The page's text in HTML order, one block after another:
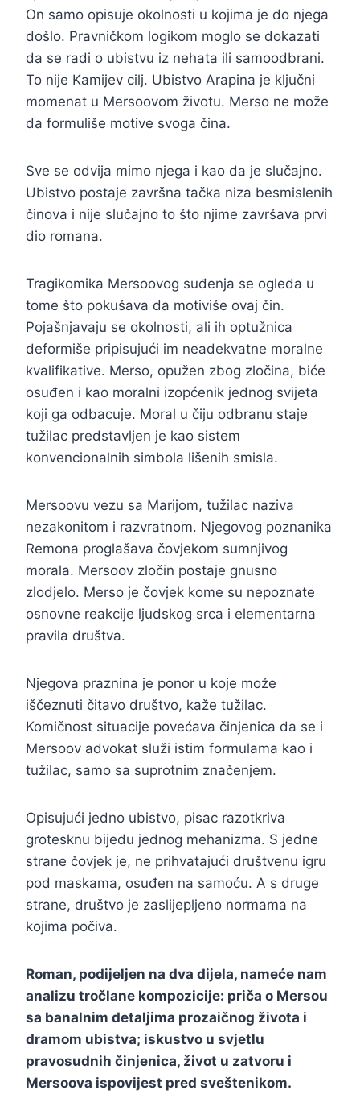
On samo opisuje okolnosti u kojima je do njega
došlo. Pravničkom logikom moglo se dokazati
da se radi o ubistvu iz nehata ili samoodbrani.
To nije Kamijev cilj. Ubistvo Arapina je ključni
momenat u Mersoovom životu. Merso ne može
da formuliše motive svoga čina.
Sve se odvija mimo njega i kao da je slučajno.
Ubistvo postaje završna tačka niza besmislenih
činova i nije slučajno to što njime završava prvi
dio romana.
Tragikomika Mersoovog suđenja se ogleda u
tome što pokušava da motiviše ovaj čin.
Pojašnjavaju se okolnosti, ali ih optužnica
deformiše pripisujući im neadekvatne moralne
kvalifikative. Merso, opužen zbog zločina, biće
osuđen i kao moralni izopćenik jednog svijeta
koji ga odbacuje. Moral u čiju odbranu staje
tužilac predstavljen je kao sistem
konvencionalnih simbola lišenih smisla.
Mersoovu vezu sa Marijom, tužilac naziva
nezakonitom i razvratnom. Njegovog poznanika
Remona proglašava čovjekom sumnjivog
morala. Mersoov zločin postaje gnusno
zlodjelo. Merso je čovjek kome su nepoznate
osnovne reakcije ljudskog srca i elementarna
pravila društva.
Njegova praznina je ponor u koje može
iščeznuti čitavo društvo, kaže tužilac.
Komičnost situacije povećava činjenica da se i
Mersoov advokat služi istim formulama kao i
tužilac, samo sa suprotnim značenjem.
Opisujući jedno ubistvo, pisac razotkriva
grotesknu bijedu jednog mehanizma. S jedne
strane čovjek je, ne prihvatajući društvenu igru
pod maskama, osuđen na samoću. A s druge
strane, društvo je zaslijepljeno normama na
kojima počiva.
Roman, podijeljen na dva dijela, nameće nam
analizu tročlane kompozicije: priča o Mersou
sa banalnim detaljima prozaičnog života i
dramom ubistva; iskustvo u svjetlu
pravosudnih činjenica, život u zatvoru i
Mersoova ispovijest pred sveštenikom.